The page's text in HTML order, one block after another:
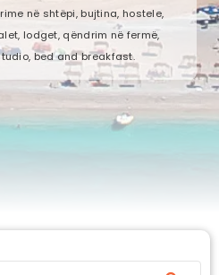
në shtëpi, bujtina, hostele,
lodget, qëndrim në fermë,
bed and breakfast.